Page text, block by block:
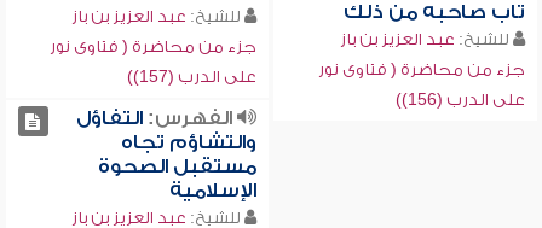
تاب صاحبه من ذلك
للشيخ: عبد العزيز بن باز
جزء من محاضرة ( فتاوى نور
على الدرب (156))
للشيخ: عبد العزيز بن باز
جزء من محاضرة ( فتاوى نور
على الدرب (157))
الفهرس:التفاؤل
والتشاؤم تجاه
مستقبل الصحوة
الإسلامية
للشيخ: عبد العزيز بن باز